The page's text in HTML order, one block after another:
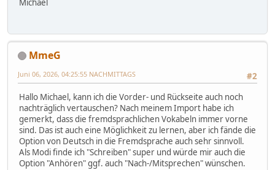
Michael
MmeG
#2
Juni 06, 2026, 04:25:55 NACHMITTAGS
Hallo Michael, kann ich die Vorder- und Rückseite auch noch
nachträglich vertauschen? Nach meinem Import habe ich
gemerkt, dass die fremdsprachlichen Vokabeln immer vorne
sind. Das ist auch eine Möglichkeit zu lernen, aber ich fände die
Option von Deutsch in die Fremdsprache auch sehr sinnvoll.
Als Modi finde ich "Schreiben" super und würde mir auch die
Option "Anhören" ggf. auch "Nach-/Mitsprechen" wünschen.